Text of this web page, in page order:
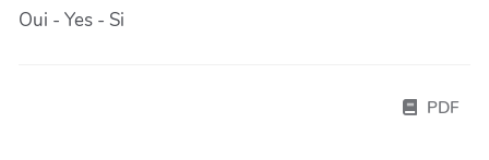
Oui - Yes - Si
PDF